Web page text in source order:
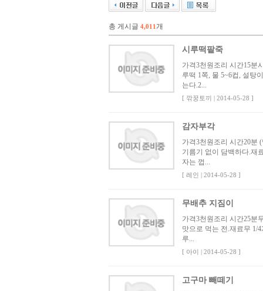
총 게시글 4,011개
시루떡팥죽
가격3천원조리 시간15분
루떡 1쪽, 물 5~6컵, 설탕
는다.2...
[ 깎꿍토끼 | 2014-05-28 ]
감자부각
가격3천원조리 시간20분
기름기 없이 담백하다.재
자는 껍...
[ 레인 | 2014-05-28 ]
무배추 지짐이
가격3천원조리 시간25분
맛으로 먹는 전.재료무 1/
루...
[ 아이 | 2014-05-28 ]
고구마 빼떼기